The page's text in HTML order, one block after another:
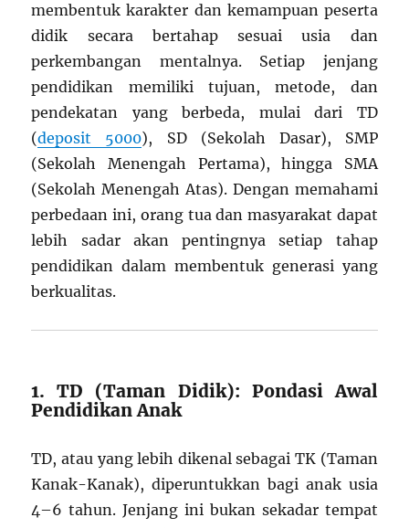
membentuk karakter dan kemampuan peserta
didik secara bertahap sesuai usia dan
perkembangan mentalnya. Setiap jenjang
pendidikan memiliki tujuan, metode, dan
pendekatan yang berbeda, mulai dari TD
(deposit 5000), SD (Sekolah Dasar), SMP
(Sekolah Menengah Pertama), hingga SMA
(Sekolah Menengah Atas). Dengan memahami
perbedaan ini, orang tua dan masyarakat dapat
lebih sadar akan pentingnya setiap tahap
pendidikan dalam membentuk generasi yang
berkualitas.
1. TD (Taman Didik): Pondasi Awal
Pendidikan Anak
TD, atau yang lebih dikenal sebagai TK (Taman
Kanak-Kanak), diperuntukkan bagi anak usia
4–6 tahun. Jenjang ini bukan sekadar tempat